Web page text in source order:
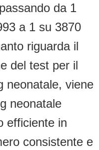
da 1
a 1 su 3870
riguarda il
del test per il
neonatale, viene
neonatale
efficiente in
consistente e